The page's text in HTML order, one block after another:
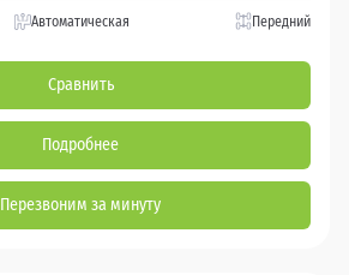
Автоматическая Передний
Сравнить
Подробнее
Перезвоним за минуту